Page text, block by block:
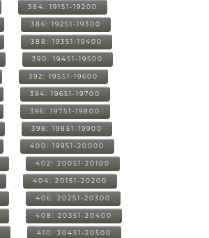
384: 19151-19200
386: 19251-19300
388: 19351-19400
390: 19451-19500
392: 19551-19600
394: 19651-19700
396: 19751-19800
398: 19851-19900
400: 19951-20000
402: 20051-20100
404: 20151-20200
406: 20251-20300
408: 20351-20400
410: 20451-20500